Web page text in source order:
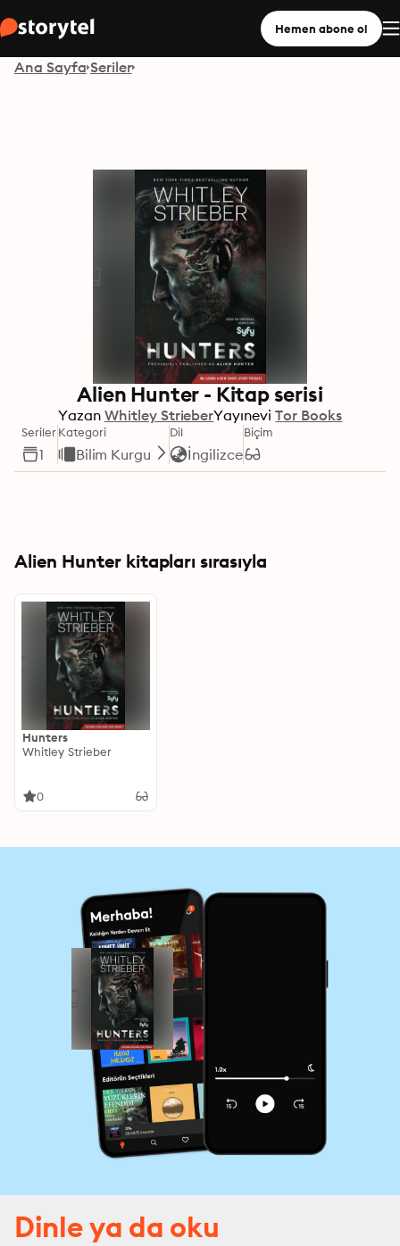
Hemen abone ol
Ana Sayfa Seriler
Alien Hunter - Kitap serisi
Yazan Whitley StrieberYayınevi Tor Books
Seriler
1
Kategori
Bilim Kurgu
Dil
İngilizce
Biçim
Alien Hunter kitapları sırasıyla
Hunters
Whitley Strieber
0
Dinle ya da oku